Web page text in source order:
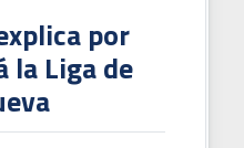
por
la Liga de